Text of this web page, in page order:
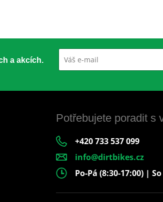
a akcích.
Potřebujete poradit s
+420 733 537 099
info@dirtbikes.cz
Po-Pá (8:30-17:00) |